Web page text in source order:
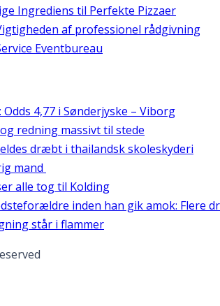
Ingrediens til Perfekte Pizzaer
af professionel rådgivning
Eventbureau
4,77 i Sønderjyske – Viborg
redning massivt til stede
dræbt i thailandsk skoleskyderi
mand
alle tog til Kolding
inden han gik amok: Flere
står i flammer